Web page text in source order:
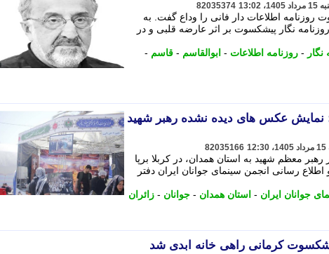
82035374
روزنامه اطلاعات دار فانی را وداع گفت. به
نگار پیشکسوت بر اثر عارضه قلبی و در
نگار - روزنامه اطلاعات - ابوالقاسم - قاسم -
نمایش عکس های دیده نشده رهبر شهید
82035166
معظم شهید به استان همدان، در کربلا برپا
رسانی انجمن سینمای جوانان ایران دفتر
جوانان ایران - استان همدان - جوانان - زائران
کرمانی راهی خانه ابدی شد